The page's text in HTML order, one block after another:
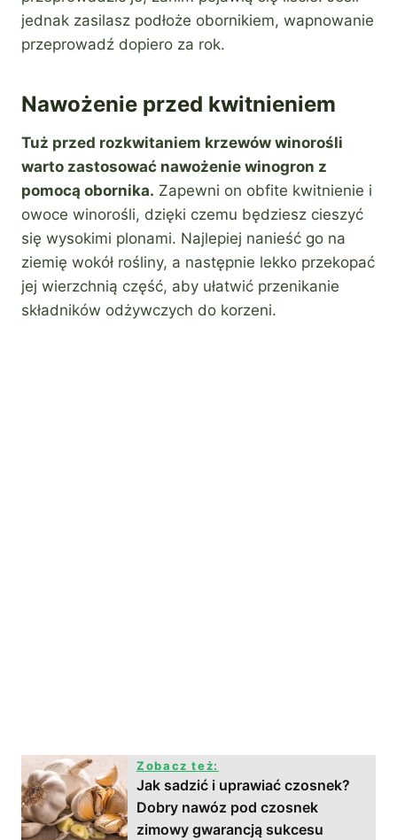
jednak zasilasz podłoże obornikiem, wapnowanie
przeprowadź dopiero za rok.
Nawożenie przed kwitnieniem
Tuż przed rozkwitaniem krzewów winorośli
warto zastosować nawożenie winogron z
pomocą obornika. Zapewni on obfite kwitnienie i
owoce winorośli, dzięki czemu będziesz cieszyć
się wysokimi plonami. Najlepiej nanieść go na
ziemię wokół rośliny, a następnie lekko przekopać
jej wierzchnią część, aby ułatwić przenikanie
składników odżywczych do korzeni.
Zobacz też:
Jak sadzić i uprawiać czosnek?
Dobry nawóz pod czosnek
zimowy gwarancją sukcesu